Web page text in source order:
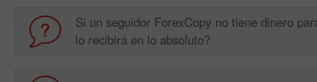
Si un seguidor ForexCopy no tiene dinero
lo recibirá en lo absoluto?